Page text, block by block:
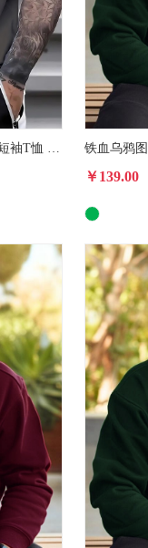
万圣节蛛网南瓜图案印花男士圆领短袖T恤 夏季时尚休闲短袖上衣
￥139.00